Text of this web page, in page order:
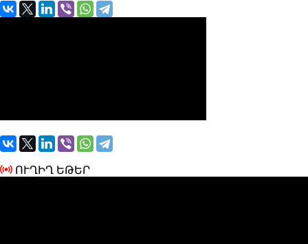
ՈՒՂԻՂ ԵԹԵՐ